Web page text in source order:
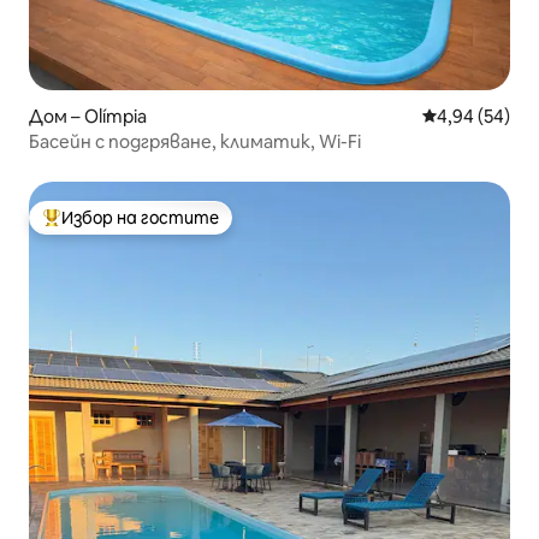
Дом – Olímpia Средна
4,94 (54)
Басейн с подгряване, климатик, Wi-Fi
Най-популярен избор на гостите
Избор на гостите